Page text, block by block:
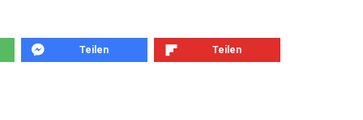
Teilen Teilen